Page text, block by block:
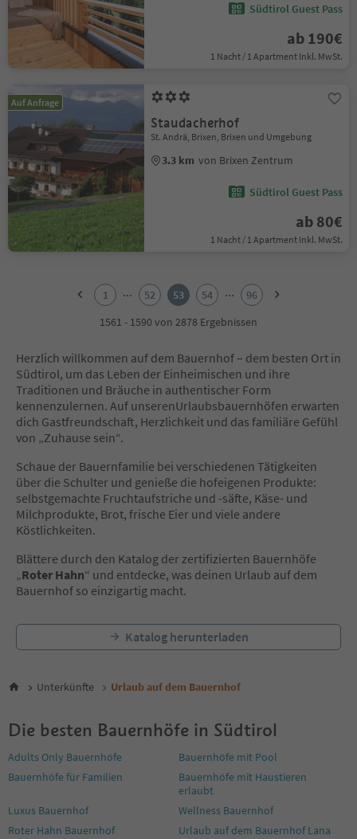
Südtirol Guest Pass
ab 190€
1 Nacht / 1 Apartment Inkl. MwSt.
Auf Anfrage
Staudacherhof
St. Andrä, Brixen, Brixen und Umgebung
3.3 km von Brixen Zentrum
Südtirol Guest Pass
ab 80€
1 Nacht / 1 Apartment Inkl. MwSt.
10
11
12
13
14
15
16
17
19
20
21
23
25
27
30
31
32
33
35
36
1 ... 52 53 54 ...
96
1561 - 1590 von 2878 Ergebnissen
Herzlich willkommen auf dem Bauernhof – dem besten Ort in
Südtirol, um das Leben der Einheimischen und ihre
Traditionen und Bräuche in authentischer Form
kennenzulernen. Auf unserenUrlaubsbauernhöfen erwarten
dich Gastfreundschaft, Herzlichkeit und das familiäre Gefühl
von „Zuhause sein“.
Schaue der Bauernfamilie bei verschiedenen Tätigkeiten
über die Schulter und genieße die hofeigenen Produkte:
selbstgemachte Fruchtaufstriche und -säfte, Käse- und
Milchprodukte, Brot, frische Eier und viele andere
Köstlichkeiten.
Blättere durch den Katalog der zertifizierten Bauernhöfe
„Roter Hahn“ und entdecke, was deinen Urlaub auf dem
Bauernhof so einzigartig macht.
Katalog herunterladen
Unterkünfte Urlaub auf dem Bauernhof
Die besten Bauernhöfe in Südtirol
Adults Only Bauernhöfe
Bauernhöfe mit Pool
Bauernhöfe für Familien
Bauernhöfe mit Haustieren
erlaubt
Luxus Bauernhof
Wellness Bauernhof
Roter Hahn Bauernhof
Urlaub auf dem Bauernhof Lana